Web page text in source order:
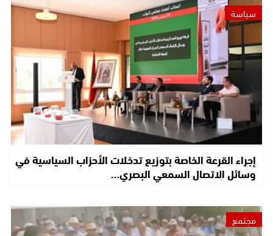
سياسة
إجراء القرعة الخاصة بتوزيع تدخلات الأحزاب السياسية في
وسائل الاتصال السمعي البصري…
مجتمع